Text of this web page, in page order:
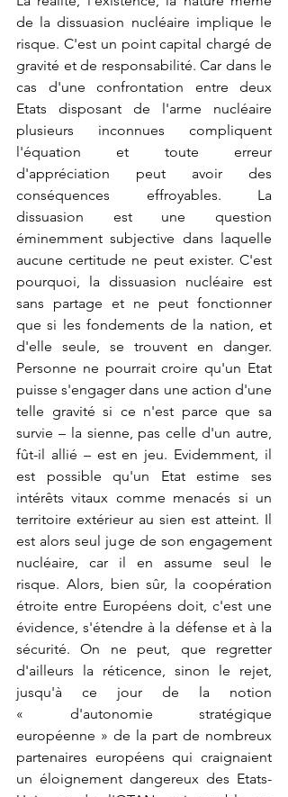
de la dissuasion nucléaire implique le
risque. C'est un point capital chargé de
gravité et de responsabilité. Car dans le
cas d'une confrontation entre deux
Etats disposant de l'arme nucléaire
plusieurs inconnues compliquent
l'équation et toute erreur
d'appréciation peut avoir des
conséquences effroyables. La
dissuasion est une question
éminemment subjective dans laquelle
aucune certitude ne peut exister. C'est
pourquoi, la dissuasion nucléaire est
sans partage et ne peut fonctionner
que si les fondements de la nation, et
d'elle seule, se trouvent en danger.
Personne ne pourrait croire qu'un Etat
puisse s'engager dans une action d'une
telle gravité si ce n'est parce que sa
survie – la sienne, pas celle d'un autre,
fût-il allié – est en jeu. Evidemment, il
est possible qu'un Etat estime ses
intérêts vitaux comme menacés si un
territoire extérieur au sien est atteint. Il
est alors seul juge de son engagement
nucléaire, car il en assume seul le
risque. Alors, bien sûr, la coopération
étroite entre Européens doit, c'est une
évidence, s'étendre à la défense et à la
sécurité. On ne peut, que regretter
d'ailleurs la réticence, sinon le rejet,
jusqu'à ce jour de la notion
« d'autonomie stratégique
européenne » de la part de nombreux
partenaires européens qui craignaient
un éloignement dangereux des Etats-